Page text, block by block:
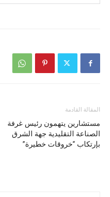
المقالة القادمة
مستشارين يتهمون رئيس غرفة
الصناعة التقليدية جهة الشرق
بإرتكاب “خروقات خطيرة”